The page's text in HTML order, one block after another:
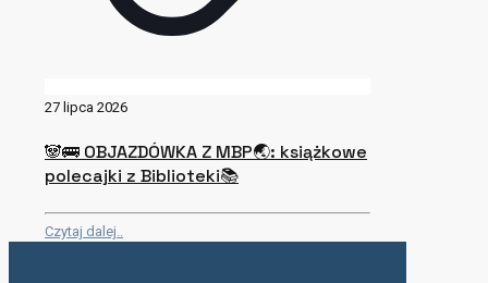
27 lipca 2026
🐼🚌 OBJAZDÓWKA Z MBP🌏: książkowe
polecajki z Biblioteki📚
Czytaj dalej..